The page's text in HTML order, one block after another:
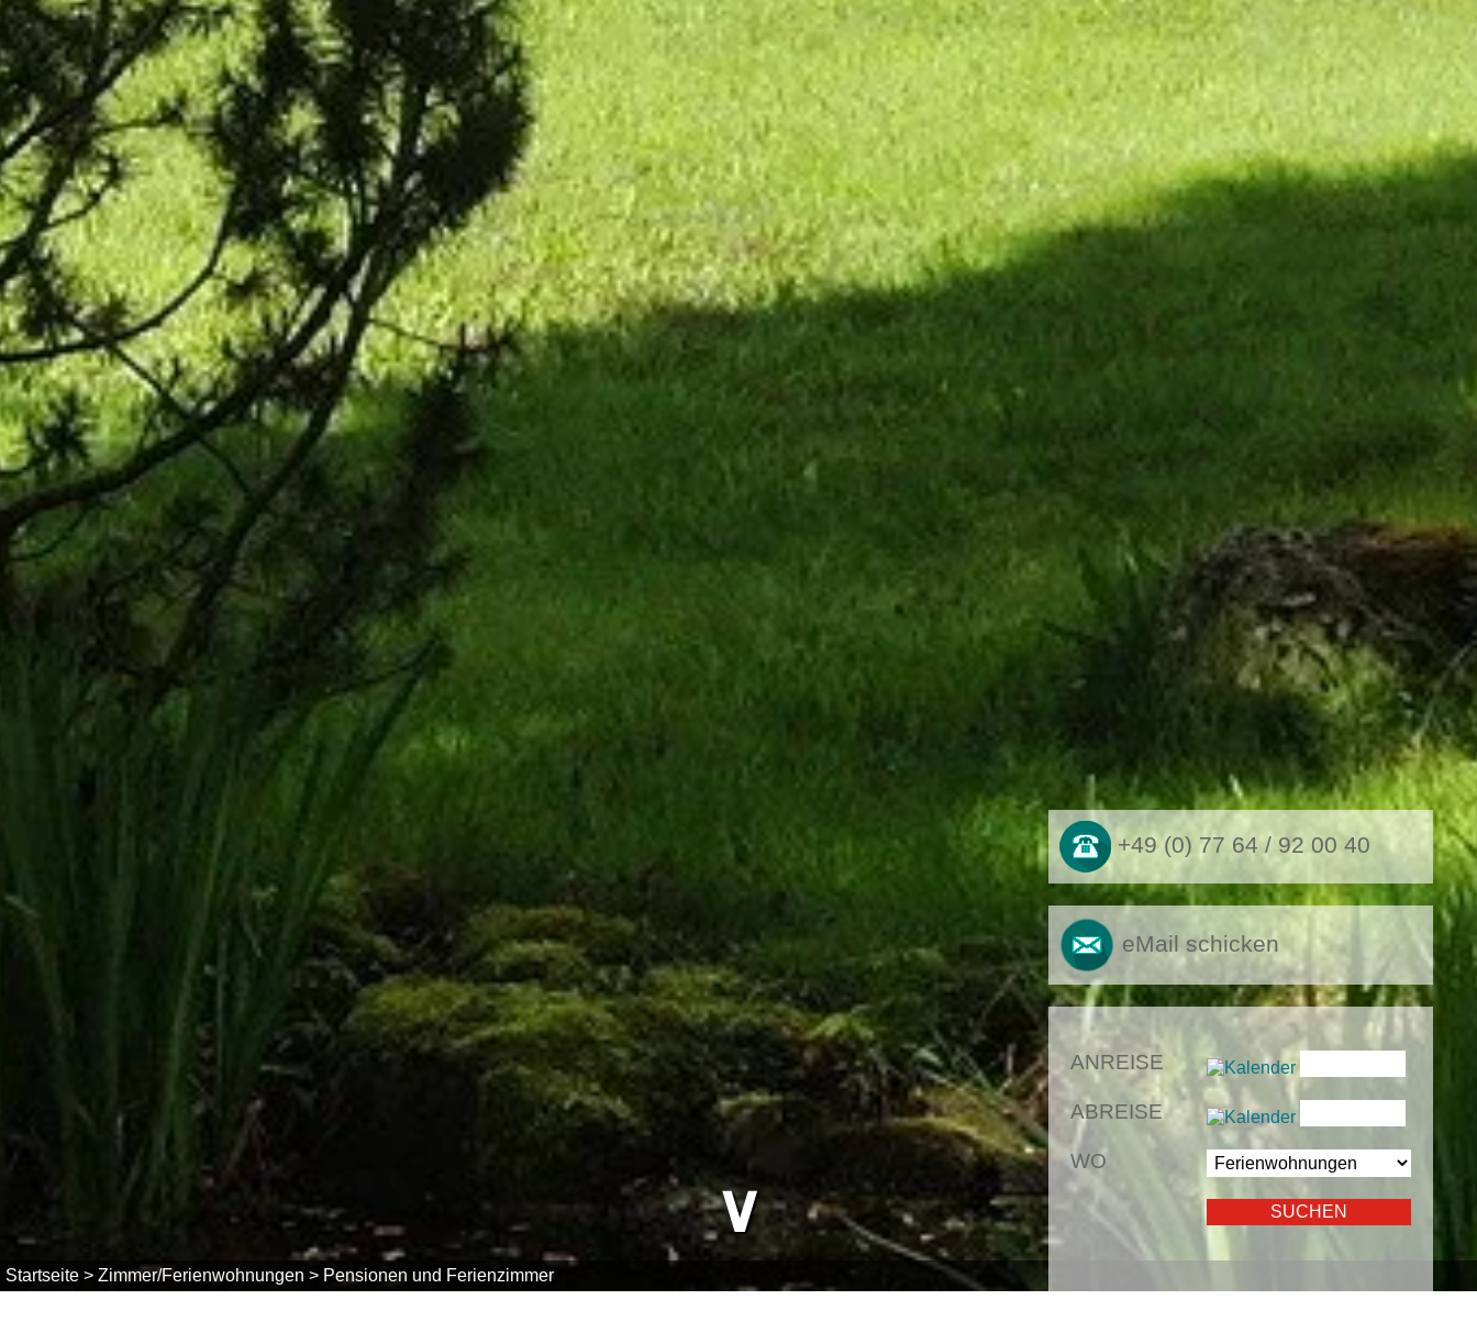
Startseite > Zimmer/Ferienwohnungen > Pensionen und Ferienzimmer
∨
+49 (0) 77 64 / 92 00 40
eMail schicken
ANREISE
ABREISE
WO